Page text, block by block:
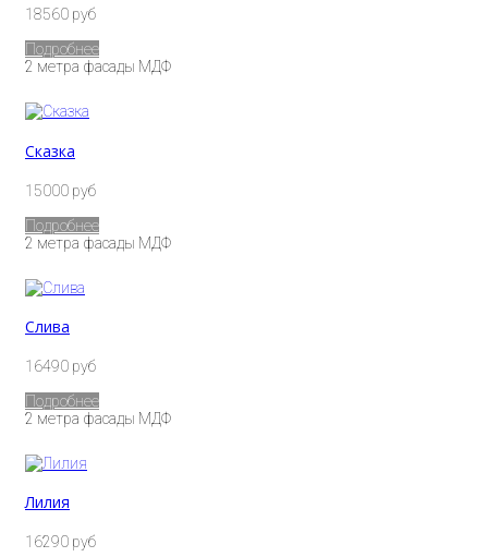
18560 руб
Подробнее
2 метра фасады МДФ
Сказка
15000 руб
Подробнее
2 метра фасады МДФ
Слива
16490 руб
Подробнее
2 метра фасады МДФ
Лилия
16290 руб